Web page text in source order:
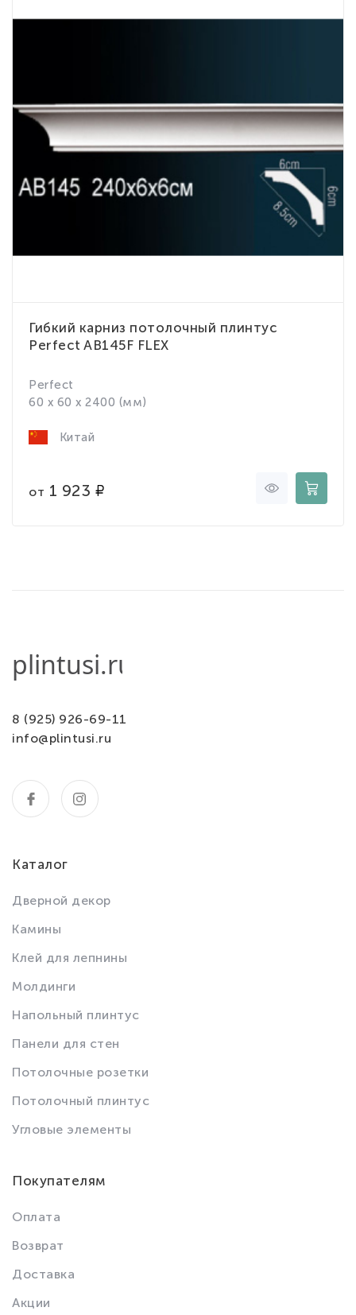
Гибкий карниз потолочный плинтус
Perfect AB145F FLEX
Perfect
60 x 60 x 2400 (мм)
Китай
от 1 923
8 (925) 926-69-11
info@plintusi.ru
Каталог
Дверной декор
Камины
Клей для лепнины
Молдинги
Напольный плинтус
Панели для стен
Потолочные розетки
Потолочный плинтус
Угловые элементы
Покупателям
Оплата
Возврат
Доставка
Акции